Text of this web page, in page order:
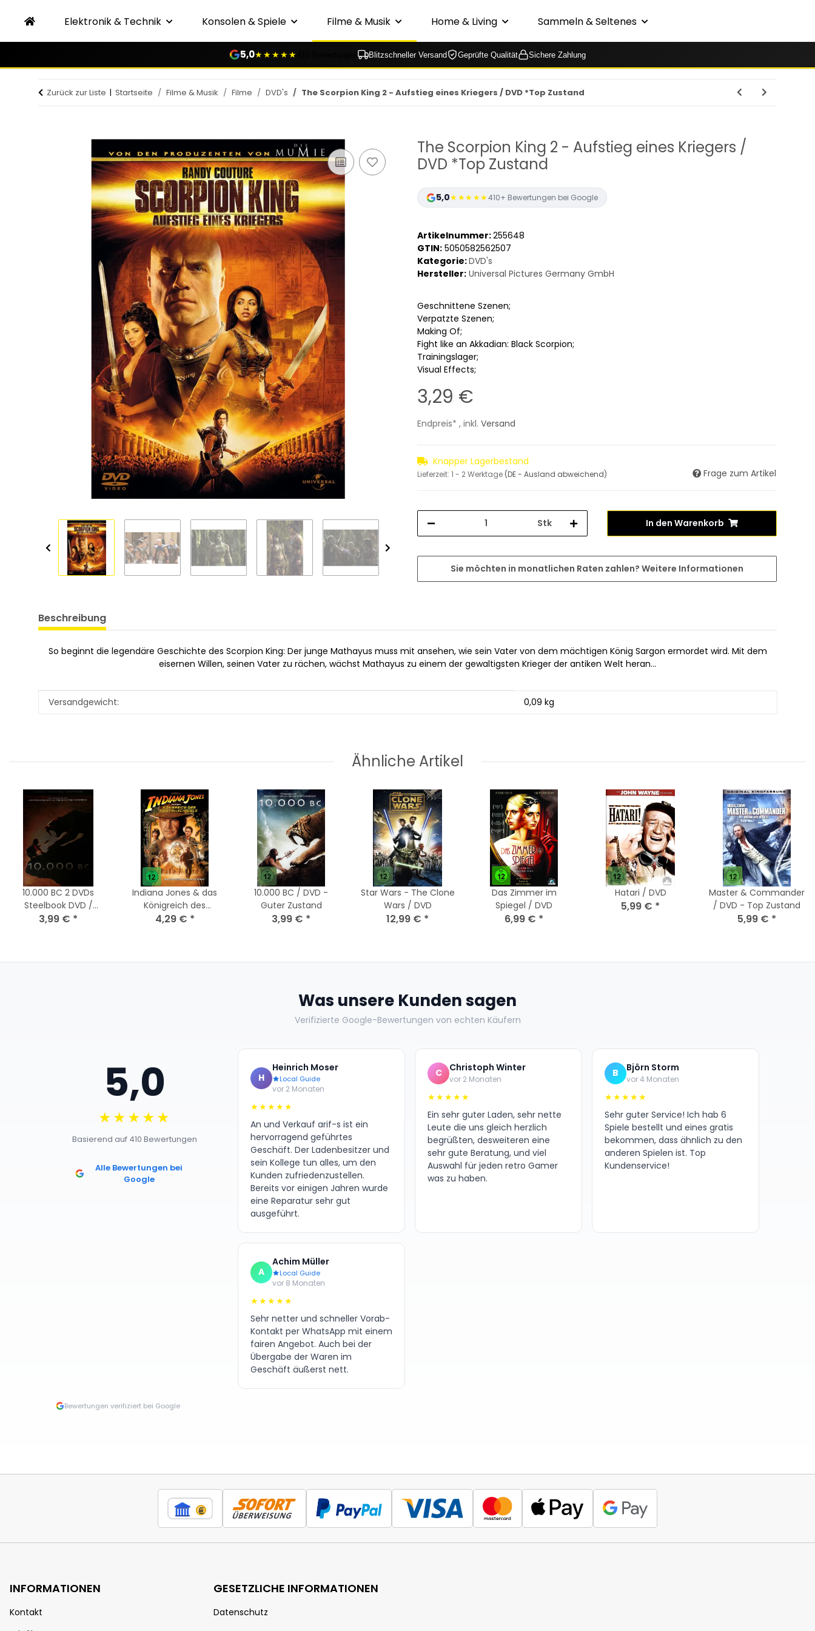
Elektronik & Technik Konsolen & Spiele Filme & Musik Home & Living Sammeln & Seltenes
5,0★★★★★ Blitzschneller Versand Geprüfte Qualität Sichere Zahlung
Zurück zur Liste Startseite Filme & Musik Filme DVD's The Scorpion King 2 - Aufstieg eines Kriegers / DVD *Top Zustand
The Scorpion King 2 - Aufstieg eines Kriegers /
DVD *Top Zustand
5,0★★★★★410+ Bewertungen bei Google
Artikelnummer:255648
GTIN: 5050582562507
Kategorie:DVD's
Hersteller: Universal Pictures Germany GmbH
Geschnittene Szenen;
Verpatzte Szenen;
Making Of;
Fight like an Akkadian: Black Scorpion;
Trainingslager;
Visual Effects;
3,29 €
Endpreis* , inkl. Versand
Knapper Lagerbestand
Lieferzeit: 1 - 2 Werktage (DE - Ausland abweichend) Frage zum Artikel
Stk In den Warenkorb
Sie möchten in monatlichen Raten zahlen? Weitere Informationen
Beschreibung
So beginnt die legendäre Geschichte des Scorpion King: Der junge Mathayus muss mit ansehen, wie sein Vater von dem mächtigen König Sargon ermordet wird. Mit dem
eisernen Willen, seinen Vater zu rächen, wächst Mathayus zu einem der gewaltigsten Krieger der antiken Welt heran...
Produkteigenschaft
Wert
Versandgewicht: 0,09 kg
Ähnliche Artikel
10.000 BC 2 DVDs
Steelbook DVD /
Steven Strait - Top
3,99 € *
Indiana Jones & das
Königreich des
Kristallschädels / DVD
4,29 € *
10.000 BC / DVD -
Guter Zustand
3,99 € *
Star Wars - The Clone
Wars / DVD
12,99 € *
Das Zimmer im
Spiegel / DVD
6,99 € *
Hatari / DVD
5,99 € *
Master & Commander
/ DVD - Top Zustand
5,99 € *
Was unsere Kunden sagen
Verifizierte Google-Bewertungen von echten Käufern
5,0
★★★★★
Basierend auf 410 Bewertungen
Alle Bewertungen bei
Google
H
Heinrich Moser
Local Guide
vor 2 Monaten
★★★★★
An und Verkauf arif-s ist ein
hervorragend geführtes
Geschäft. Der Ladenbesitzer und
sein Kollege tun alles, um den
Kunden zufriedenzustellen.
Bereits vor einigen Jahren wurde
eine Reparatur sehr gut
ausgeführt.
C Christoph Winter
vor 2 Monaten
★★★★★
Ein sehr guter Laden, sehr nette
Leute die uns gleich herzlich
begrüßten, desweiteren eine
sehr gute Beratung, und viel
Auswahl für jeden retro Gamer
was zu haben.
B Björn Storm
vor 4 Monaten
★★★★★
Sehr guter Service! Ich hab 6
Spiele bestellt und eines gratis
bekommen, dass ähnlich zu den
anderen Spielen ist. Top
Kundenservice!
A
Achim Müller
Local Guide
vor 8 Monaten
★★★★★
Sehr netter und schneller Vorab-
Kontakt per WhatsApp mit einem
fairen Angebot. Auch bei der
Übergabe der Waren im
Geschäft äußerst nett.
Bewertungen verifiziert bei Google
INFORMATIONEN
Kontakt
GESETZLICHE INFORMATIONEN
Datenschutz